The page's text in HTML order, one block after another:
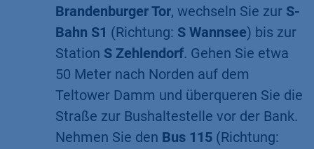
Brandenburger Tor, wechseln Sie zur S-
Bahn S1 (Richtung: S Wannsee) bis zur
Station S Zehlendorf. Gehen Sie etwa
50 Meter nach Norden auf dem
Teltower Damm und überqueren Sie die
Straße zur Bushaltestelle vor der Bank.
Nehmen Sie den Bus 115 (Richtung: